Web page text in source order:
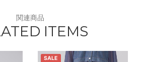
関連商品
ITEMS
SALE